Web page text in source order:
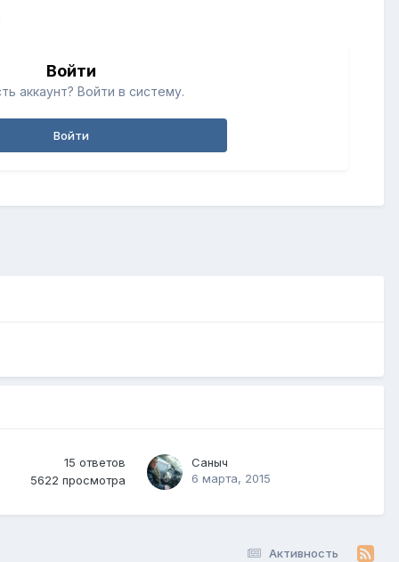
Войти
аккаунт? Войти в систему.
Войти
15 ответов
5622 просмотра
Саныч
6 марта, 2015
Активность